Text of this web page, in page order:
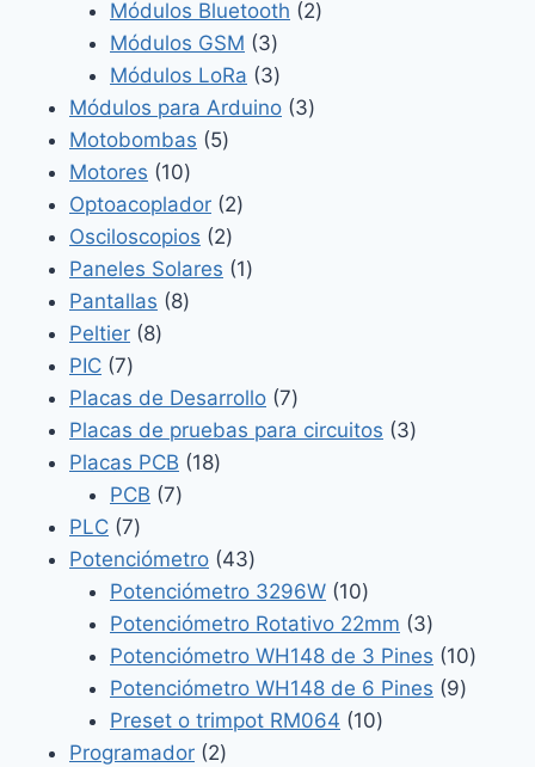
productos
Módulos Bluetooth 22
Módulos GSM 33
productos
Módulos LoRa 33
productos
Módulos para Arduino 33
Motobombas 55
Motores 1010
productos
Optoacoplador 22
Osciloscopios 22
productos
Paneles Solares 11
Pantallas 88
Peltier 88
PIC 77
productos
Placas de Desarrollo 77
productos
Placas de pruebas para circuitos 33
Placas PCB 1818
PCB 77
PLC 77
productos
Potenciómetro 4343
productos
Potenciómetro 3296W 1010
productos
Potenciómetro Rotativo 22mm 33
productos
Potenciómetro WH148 de 3 Pines 1010
Potenciómetro WH148 de 6 Pines 99
Preset o trimpot RM064 1010
Programador 22